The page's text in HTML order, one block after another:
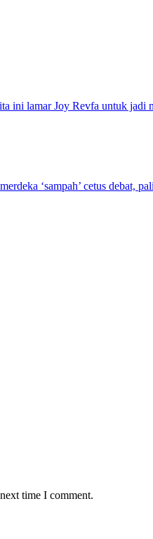
ini lamar Joy Revfa untuk jadi
‘sampah’ cetus debat,
time I comment.